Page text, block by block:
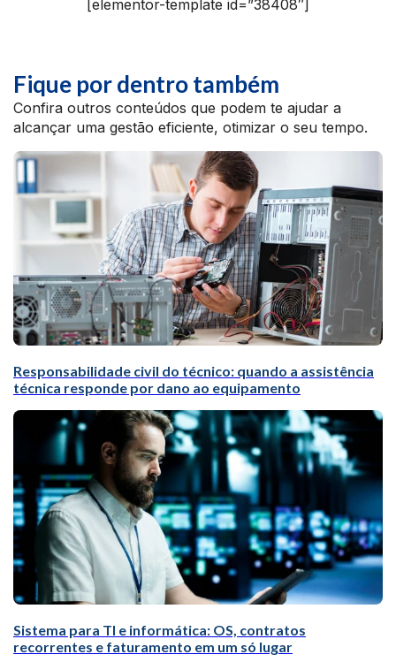
[elementor-template id=”38408″]
Fique por dentro também
Confira outros conteúdos que podem te ajudar a
alcançar uma gestão eficiente, otimizar o seu tempo.
Responsabilidade civil do técnico: quando a assistência
técnica responde por dano ao equipamento
Sistema para TI e informática: OS, contratos
recorrentes e faturamento em um só lugar